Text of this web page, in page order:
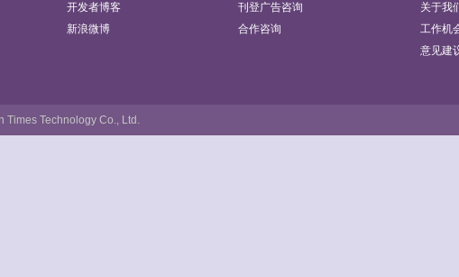
开发者博客
新浪微博
刊登广告咨询
合作咨询
关于我
工作机
意见建
Technology Co., Ltd.